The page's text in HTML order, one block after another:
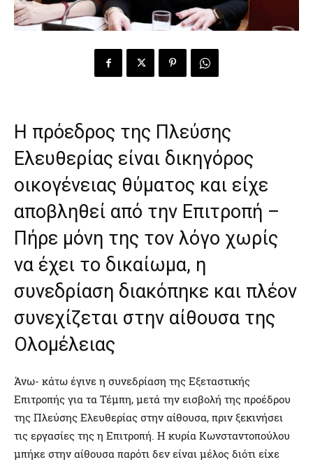
Η πρόεδρος της Πλεύσης
Ελευθερίας είναι δικηγόρος
οικογένειας θύματος και είχε
αποβληθεί από την Επιτροπή –
Πήρε μόνη της τον λόγο χωρίς
να έχει το δικαίωμα, η
συνεδρίαση διακόπηκε και πλέον
συνεχίζεται στην αίθουσα της
Ολομέλειας
Άνω- κάτω έγινε η συνεδρίαση της Εξεταστικής
Επιτροπής για τα Τέμπη, μετά την εισβολή της προέδρου
της Πλεύσης Ελευθερίας στην αίθουσα, πριν ξεκινήσει
τις εργασίες της η Επιτροπή. Η κυρία Κωνσταντοπούλου
μπήκε στην αίθουσα παρότι δεν είναι μέλος διότι είχε